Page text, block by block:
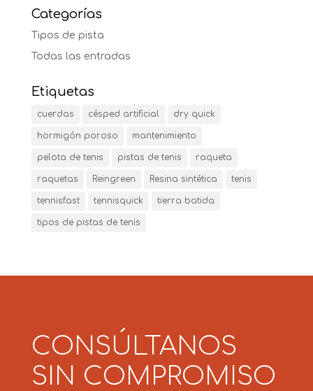
Categorías
Tipos de pista
Todas las entradas
Etiquetas
cuerdas césped artificial dry quick
hormigón poroso mantenimiento
pelota de tenis pistas de tenis raqueta
raquetas Reingreen Resina sintética tenis
tennisfast tennisquick tierra batida
tipos de pistas de tenis
CONSÚLTANOS
SIN COMPROMISO